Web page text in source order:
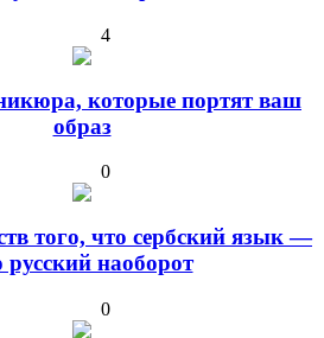
4
которые портят ваш
образ
0
того, что сербский язык —
русский наоборот
0